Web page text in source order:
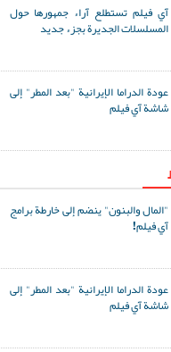
آي فيلم تستطلع آراء جمهورها حول
المسلسلات الجديرة بجزء جديد
عودة الدراما الإيرانية "بعد المطر" إلى
شاشة آي فيلم
"المال والبنون" ينضم إلى خارطة برامج
آي فيلم!
عودة الدراما الإيرانية "بعد المطر" إلى
شاشة آي فيلم